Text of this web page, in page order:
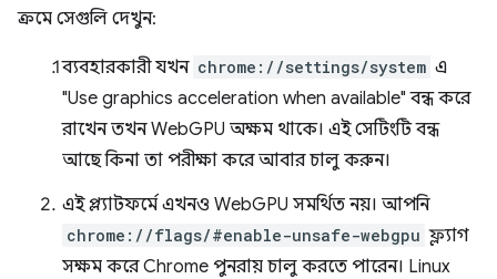
ক্রমে সেগুলি দেখুন:
ব্যবহারকারী যখন chrome://settings/system এ
"Use graphics acceleration when available" বন্ধ করে
রাখেন তখন WebGPU অক্ষম থাকে। এই সেটিংটি বন্ধ
আছে কিনা তা পরীক্ষা করে আবার চালু করুন।
এই প্ল্যাটফর্মে এখনও WebGPU সমর্থিত নয়। আপনি
chrome://flags/#enable-unsafe-webgpu ফ্ল্যাগ
সক্ষম করে Chrome পুনরায় চালু করতে পারেন। Linux